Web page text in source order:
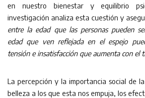
en nuestro bienestar y equilibrio
investigación analiza esta cuestión y
entre la edad que las personas pueden
edad que ven reflejada en el espejo
tensión e insatisfacción que aumenta con el
La percepción y la importancia social de
belleza a los que esta nos empuja, los